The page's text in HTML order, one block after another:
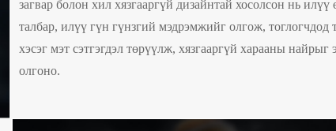
загвар болон хил хязгааргүй дизайнтай хосолсон нь илүү
талбар, илүү гүн гүнзгий мэдрэмжийг олгож, тоглогчдод
хэсэг мэт сэтгэгдэл төрүүлж, хязгааргүй харааны найрыг
олгоно.